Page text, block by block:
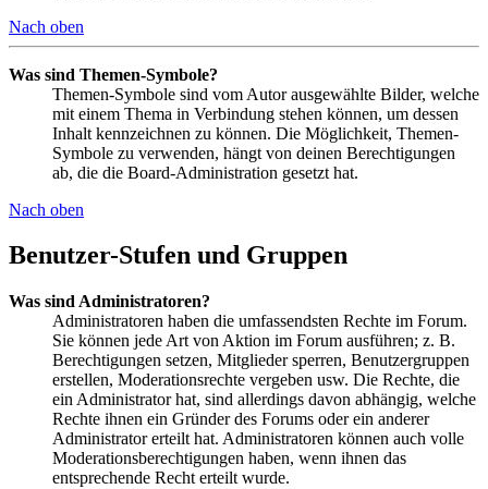
Nach oben
Was sind Themen-Symbole?
Themen-Symbole sind vom Autor ausgewählte Bilder, welche
mit einem Thema in Verbindung stehen können, um dessen
Inhalt kennzeichnen zu können. Die Möglichkeit, Themen-
Symbole zu verwenden, hängt von deinen Berechtigungen
ab, die die Board-Administration gesetzt hat.
Nach oben
Benutzer-Stufen und Gruppen
Was sind Administratoren?
Administratoren haben die umfassendsten Rechte im Forum.
Sie können jede Art von Aktion im Forum ausführen; z. B.
Berechtigungen setzen, Mitglieder sperren, Benutzergruppen
erstellen, Moderationsrechte vergeben usw. Die Rechte, die
ein Administrator hat, sind allerdings davon abhängig, welche
Rechte ihnen ein Gründer des Forums oder ein anderer
Administrator erteilt hat. Administratoren können auch volle
Moderationsberechtigungen haben, wenn ihnen das
entsprechende Recht erteilt wurde.